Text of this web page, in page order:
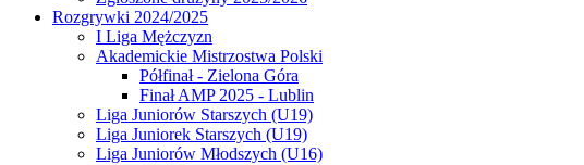
Rozgrywki 2024/2025
I Liga Mężczyzn
Akademickie Mistrzostwa Polski
Półfinał - Zielona Góra
Finał AMP 2025 - Lublin
Liga Juniorów Starszych (U19)
Liga Juniorek Starszych (U19)
Liga Juniorów Młodszych (U16)